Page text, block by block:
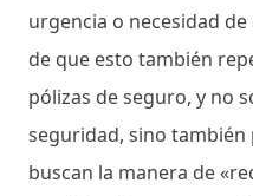
urgencia o necesidad
de que esto también
pólizas de seguro, y no
seguridad, sino
buscan la manera de